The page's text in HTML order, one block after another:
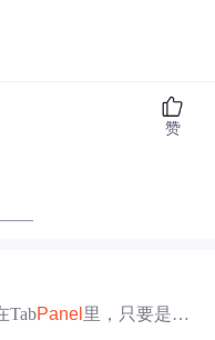
赞
——
TabPanel 里，只要是带